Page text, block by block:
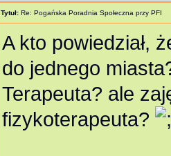
Tytuł: Re: Pogańska Poradnia Społeczna przy PFI
A kto powiedział,
do jednego
Terapeuta? ale
fizykoterapeuta?